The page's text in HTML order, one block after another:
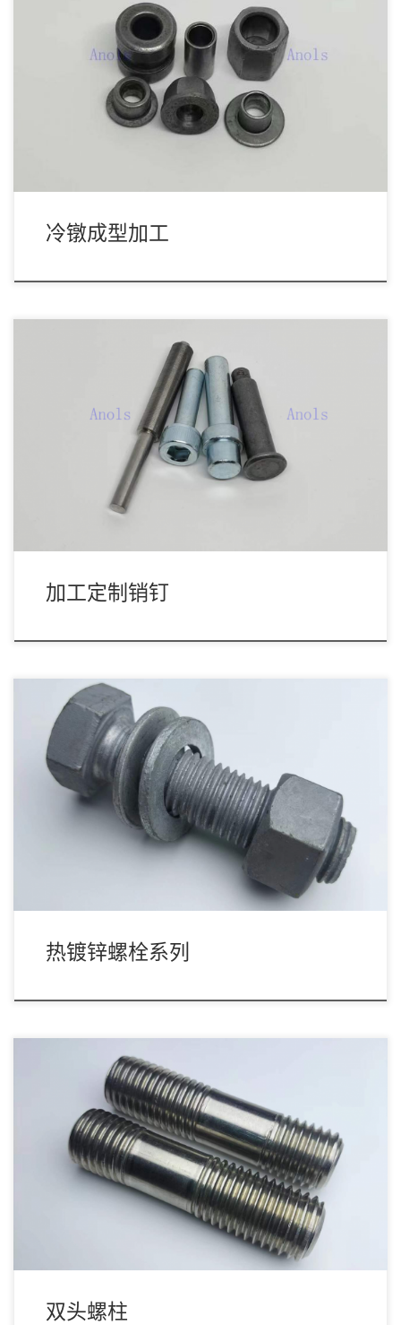
冷挤压成型加工是一种通过用冲头和模具对金属坯料施加力来成形
金属的过程。这个过程通常用于生产紧固件，如 […]
冷镦成型加工
加工定制销钉
热镀锌螺栓系列
双头螺柱最常用的是法兰管用产品，多用于化工锅炉设备/船舶
等。 描述一颗全双头螺栓只需说出它的材质、螺 […]
双头螺柱